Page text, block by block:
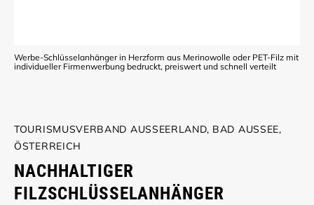
Werbe-Schlüsselanhänger in Herzform aus Merinowolle oder PET-Filz mit
individueller Firmenwerbung bedruckt, preiswert und schnell verteilt
TOURISMUSVERBAND AUSSEERLAND, BAD AUSSEE,
ÖSTERREICH
NACHHALTIGER
FILZSCHLÜSSELANHÄNGER